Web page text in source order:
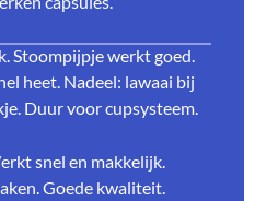
Stoompijpje werkt goed.
heet. Nadeel: lawaai bij
Duur voor cupsysteem.
snel en makkelijk.
Goede kwaliteit.